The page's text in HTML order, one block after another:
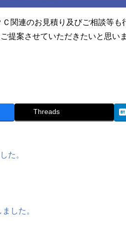
関連のお見積り及びご相談等も
案させていただきたいと思い
Threads
た。
した。